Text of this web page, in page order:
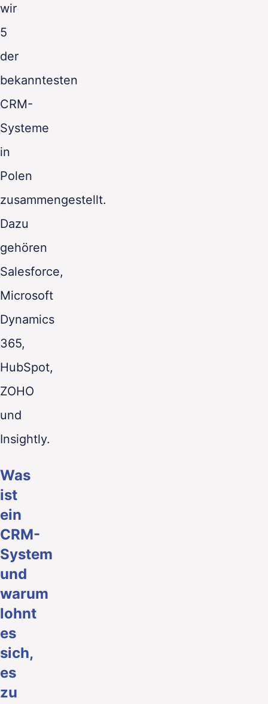
wir
5
der
bekanntesten
CRM-
Systeme
in
Polen
zusammengestellt.
Dazu
gehören
Salesforce,
Microsoft
Dynamics
365,
HubSpot,
ZOHO
und
Insightly.
Was
ist
ein
CRM-
System
und
warum
lohnt
es
sich,
es
zu